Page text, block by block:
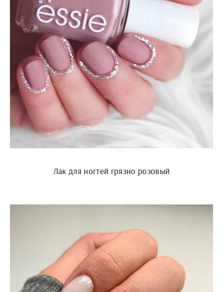
Лак для ногтей грязно розовый